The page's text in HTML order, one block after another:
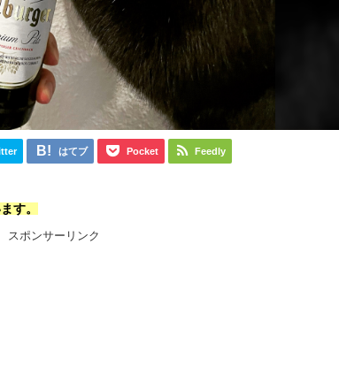
はてブ Pocket Feedly
す。
スポンサーリンク